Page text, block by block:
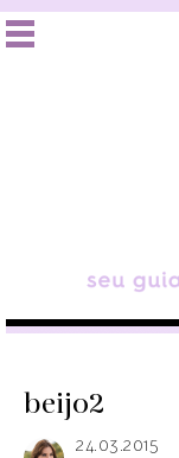
beijo2
24.03.2015